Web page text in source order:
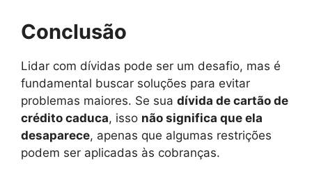
Conclusão
Lidar com dívidas pode ser um desafio, mas é
fundamental buscar soluções para evitar
problemas maiores. Se sua dívida de cartão de
crédito caduca, isso não significa que ela
desaparece, apenas que algumas restrições
podem ser aplicadas às cobranças.